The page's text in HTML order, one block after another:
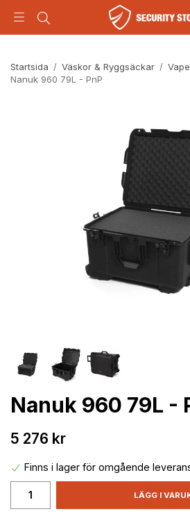
Startsida / Väskor & Ryggsäckar /
Nanuk 960 79L - PnP
Nanuk 960 79L -
5 276 kr
Finns i lager för omgående
LÄGG I